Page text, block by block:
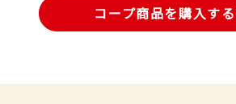
コープ商品を購入す